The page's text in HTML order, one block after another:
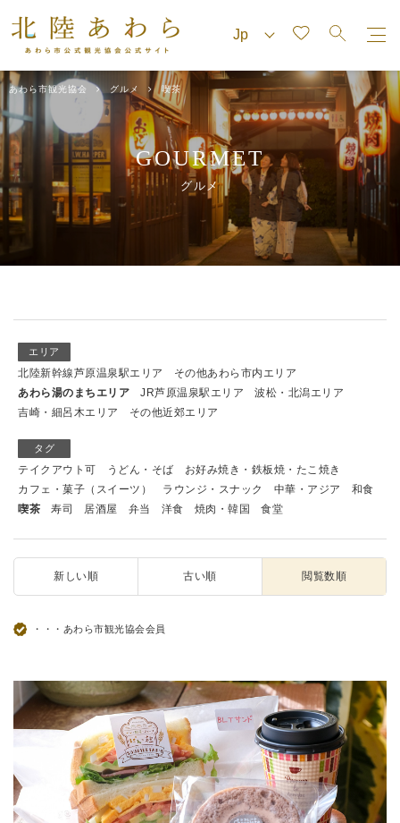
あわら市観光協会 グルメ 喫茶
GOURMET
グルメ
エリア
北陸新幹線芦原温泉駅エリア
その他あわら市内エリア
あわら湯のまちエリア
JR芦原温泉駅エリア
波松・北潟エリア
吉崎・細呂木エリア
その他近郊エリア
タグ
テイクアウト可 うどん・そば
お好み焼き・鉄板焼・たこ焼き
カフェ・菓子（スイーツ）
ラウンジ・スナック 中華・アジア
和食
喫茶
寿司 居酒屋 弁当 洋食 焼肉・韓国 食堂
新しい順 古い順 閲覧数順
・・・あわら市観光協会会員